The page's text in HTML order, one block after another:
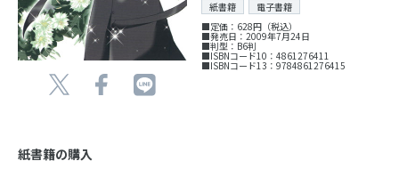
紙書籍
電子書籍
■定価：628円（税込）
■発売日：2009年7月24日
■判型：B6判
■ISBNコード10：4861276411
■ISBNコード13：9784861276415
紙書籍の購入